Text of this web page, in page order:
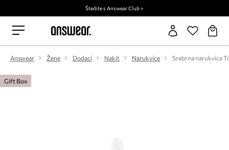
Štedite s Answear Club >
Answear Žene Dodaci Nakit Narukvice Srebrna narukvica
Gift Box